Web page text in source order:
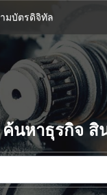
มบัตรดิจิทัล
ค้นหาธุรกิจ สิ